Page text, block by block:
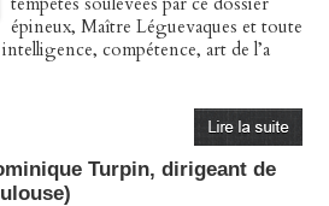
épineux, Maître Léguevaques et toute
compétence, art de l’a
Turpin, dirigeant de